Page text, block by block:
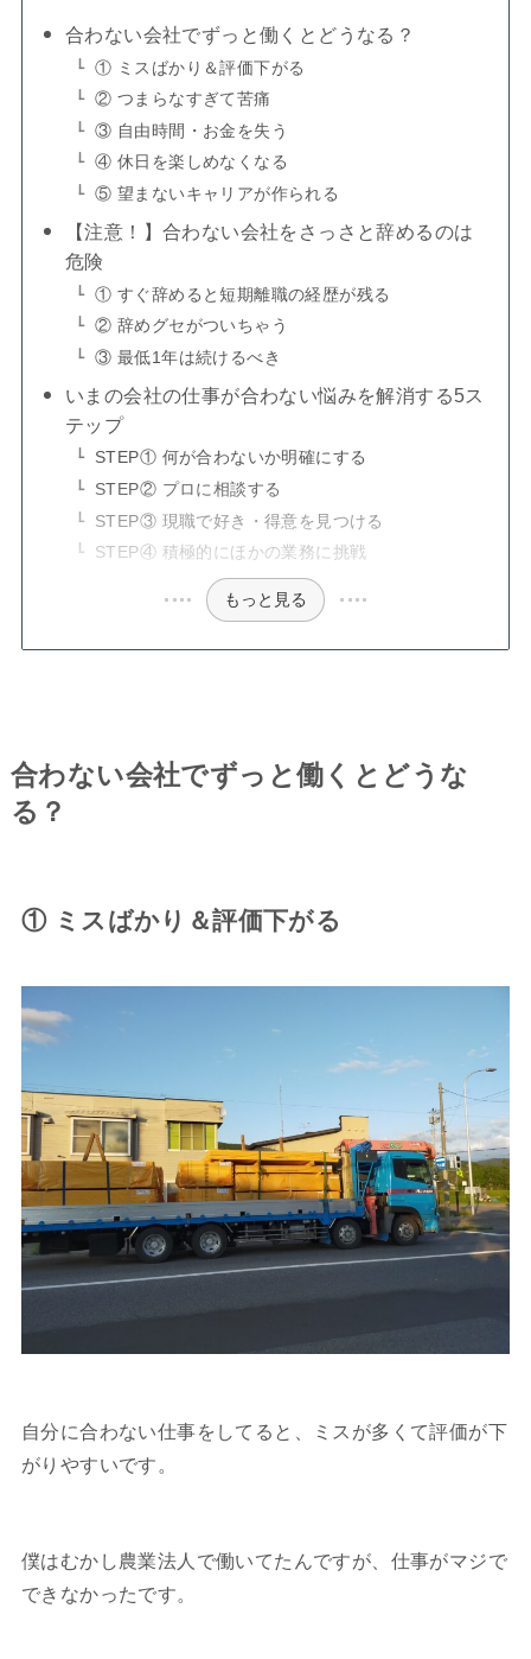
合わない会社でずっと働くとどうなる？
① ミスばかり＆評価下がる
② つまらなすぎて苦痛
③ 自由時間・お金を失う
④ 休日を楽しめなくなる
⑤ 望まないキャリアが作られる
【注意！】合わない会社をさっさと辞めるのは
危険
① すぐ辞めると短期離職の経歴が残る
② 辞めグセがついちゃう
③ 最低1年は続けるべき
いまの会社の仕事が合わない悩みを解消する5ス
テップ
STEP① 何が合わないか明確にする
STEP② プロに相談する
STEP③ 現職で好き・得意を見つける
STEP④ 積極的にほかの業務に挑戦
もっと見る
合わない会社でずっと働くとどうな
る？
① ミスばかり＆評価下がる
自分に合わない仕事をしてると、ミスが多くて評価が下
がりやすいです。
僕はむかし農業法人で働いてたんですが、仕事がマジで
できなかったです。